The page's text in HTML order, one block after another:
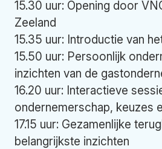
15.30 uur: Opening door
Zeeland
15.35 uur: Introductie van
15.50 uur: Persoonlijk
inzichten van de
16.20 uur: Interactieve
ondernemerschap, keuzes
17.15 uur: Gezamenlijke
belangrijkste inzichten